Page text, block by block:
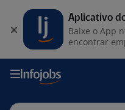
Aplicativo
Baixe o App
encontrar